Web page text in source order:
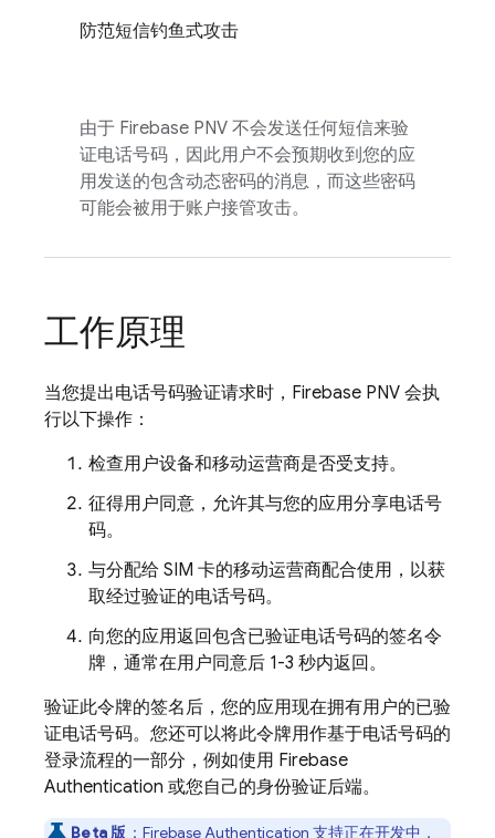
防范短信钓鱼式攻击
由于 Firebase PNV 不会发送任何短信来验
证电话号码，因此用户不会预期收到您的应
用发送的包含动态密码的消息，而这些密码
可能会被用于账户接管攻击。
工作原理
当您提出电话号码验证请求时， Firebase PNV 会执
行以下操作：
检查用户设备和移动运营商是否受支持。
征得用户同意，允许其与您的应用分享电话号
码。
与分配给 SIM 卡的移动运营商配合使用，以获
取经过验证的电话号码。
向您的应用返回包含已验证电话号码的签名令
牌，通常在用户同意后 1-3 秒内返回。
验证此令牌的签名后，您的应用现在拥有用户的已验
证电话号码。您还可以将此令牌用作基于电话号码的
登录流程的一部分，例如使用 Firebase
Authentication 或您自己的身份验证后端。
Beta 版 ： Firebase Authentication 支持正在开发中，